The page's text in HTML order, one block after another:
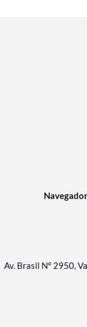
Av. Brasil N° 2950,